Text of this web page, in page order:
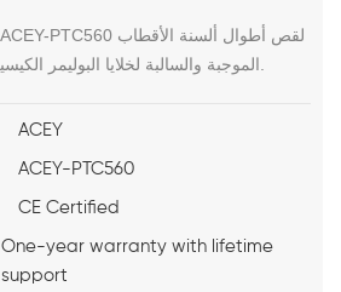
ACEY
ACEY-PTC560
CE Certified
One-year warranty with lifetime
support